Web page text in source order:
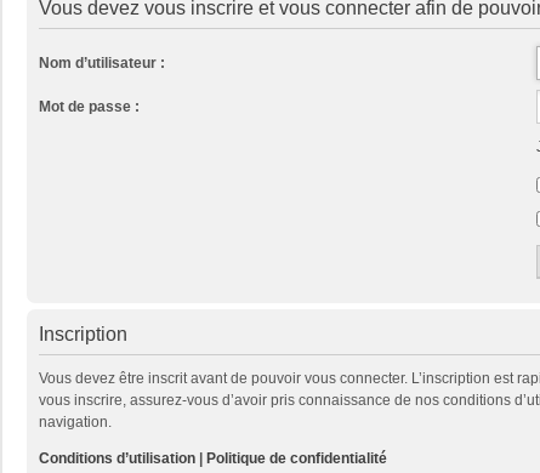
Vous devez vous inscrire et vous connecter afin de
Nom d’utilisateur :
Mot de passe :
Inscription
Vous devez être inscrit avant de pouvoir vous connecter. L’inscription est
vous inscrire, assurez-vous d’avoir pris connaissance de nos conditions
navigation.
Conditions d’utilisation | Politique de confidentialité